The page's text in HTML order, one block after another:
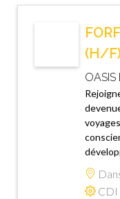
(H/
OASIS
CDI